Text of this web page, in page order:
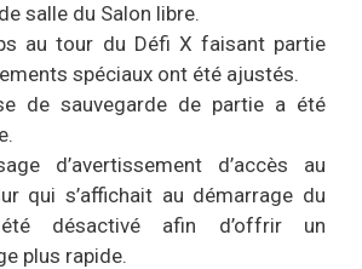
salle du Salon libre.
au tour du Défi X faisant partie
spéciaux ont été ajustés.
de sauvegarde de partie a été
d’avertissement d’accès au
qui s’affichait au démarrage du
désactivé afin d’offrir un
plus rapide.